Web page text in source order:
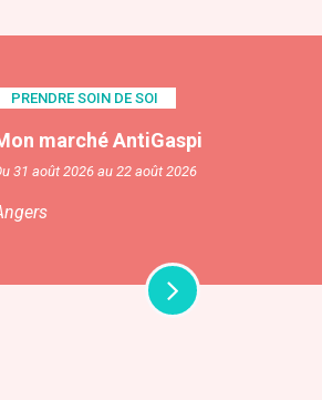
PRENDRE SOIN DE SOI
marché AntiGaspi
31 août 2026 au 22 août 2026